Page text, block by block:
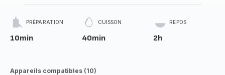
PRÉPARATION
10min
CUISSON
40min
REPOS
2h
Appareils compatibles (10)